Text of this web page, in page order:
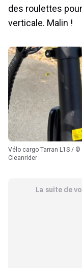
des roulettes
verticale. Malin !
Vélo cargo Tarran L1S / © V. Lebrun /
Cleanrider
La suite de